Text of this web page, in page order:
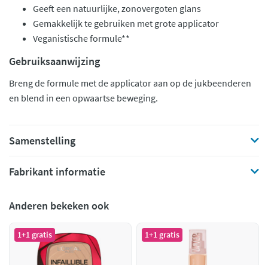
Geeft een natuurlijke, zonovergoten glans
Gemakkelijk te gebruiken met grote applicator
Veganistische formule**
Gebruiksaanwijzing
Breng de formule met de applicator aan op de jukbeenderen
en blend in een opwaartse beweging.
Samenstelling
Fabrikant informatie
Anderen bekeken ook
1+1 gratis 1+1 gratis